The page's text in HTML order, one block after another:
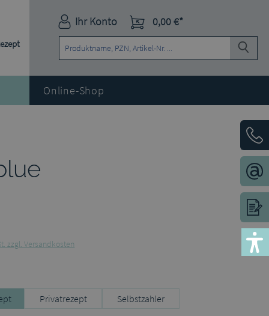
Ihr Konto 0,00 €*
Online-Shop
zzgl. Versandkosten
Privatrezept Selbstzahler